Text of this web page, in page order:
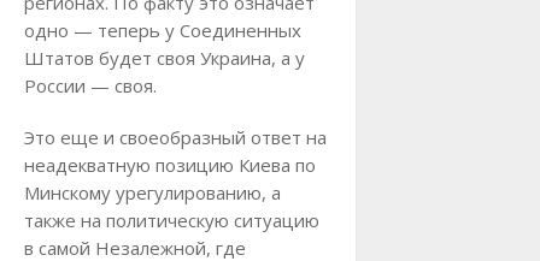
одно — теперь у Соединенных
Штатов будет своя Украина, а у
России — своя.
Это еще и своеобразный ответ на
неадекватную позицию Киева по
Минскому урегулированию, а
также на политическую ситуацию
в самой Незалежной, где